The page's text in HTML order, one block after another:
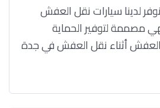
لدينا سيارات نقل العفش
مصممة لتوفير الحماية
أثناء نقل العفش في جدة